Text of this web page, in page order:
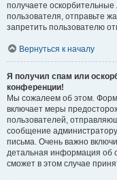
получаете
пользователя, отправьте
запретить пользователю
Вернуться к началу
Я получил спам или
конференции!
Мы сожалеем об этом.
включает меры
пользователей,
сообщение
письма. Очень важно
детальная информация об
сможет в этом случае